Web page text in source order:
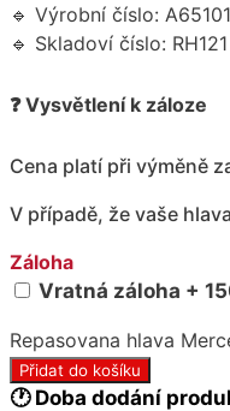
🔹 Výrobní číslo:
🔹 Skladoví číslo: RH121
❓ Vysvětlení k záloze
Cena platí při výměně
V případě, že vaše
Záloha
Vratná záloha +
Repasovana hlava
Přidat do košíku
🕐 Doba dodání